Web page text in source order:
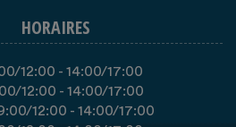
HORAIRES
/12:00 - 14:00/17:00
/12:00 - 14:00/17:00
/12:00 - 14:00/17:00